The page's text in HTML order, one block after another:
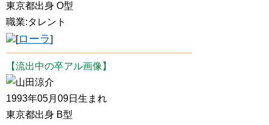
東京都出身 O型
職業:タレント
[ローラ]
【流出中の卒アル画像】
山田涼介
1993年05月09日生まれ
東京都出身 B型